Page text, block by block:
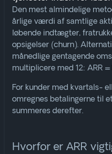
Den mest almindelige
årlige værdi af samtlige
løbende indtægter,
opsigelser (churn).
månedlige gentagende
multiplicere med 12: ARR =
For kunder med kvartals-
omregnes betalingerne til
summeres derefter.
Hvorfor er ARR